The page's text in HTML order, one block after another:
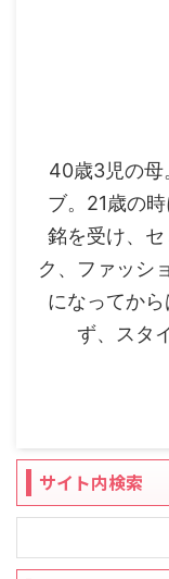
40歳3児の母
ブ。21歳の
銘を受け、
ク、ファッシ
になってか
ず、スタ
サイト内検索